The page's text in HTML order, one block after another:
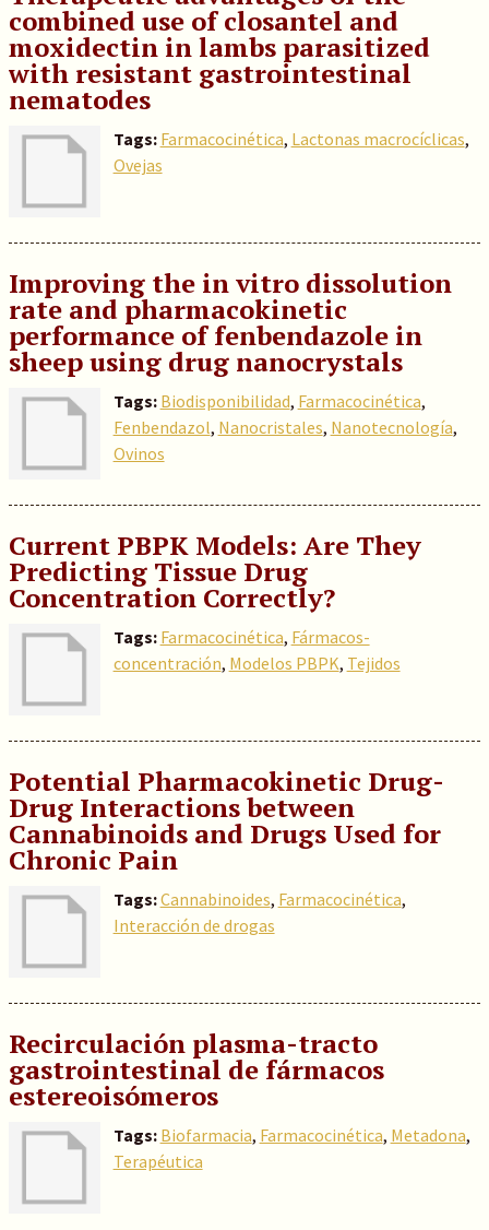
combined use of closantel and
moxidectin in lambs parasitized
with resistant gastrointestinal
nematodes
Tags: Farmacocinética, Lactonas macrocíclicas,
Ovejas
Improving the in vitro dissolution
rate and pharmacokinetic
performance of fenbendazole in
sheep using drug nanocrystals
Tags: Biodisponibilidad, Farmacocinética,
Fenbendazol, Nanocristales, Nanotecnología,
Ovinos
Current PBPK Models: Are They
Predicting Tissue Drug
Concentration Correctly?
Tags: Farmacocinética, Fármacos-
concentración, Modelos PBPK, Tejidos
Potential Pharmacokinetic Drug-
Drug Interactions between
Cannabinoids and Drugs Used for
Chronic Pain
Tags:Cannabinoides, Farmacocinética,
Interacción de drogas
Recirculación plasma-tracto
gastrointestinal de fármacos
estereoisómeros
Tags: Biofarmacia, Farmacocinética, Metadona,
Terapéutica